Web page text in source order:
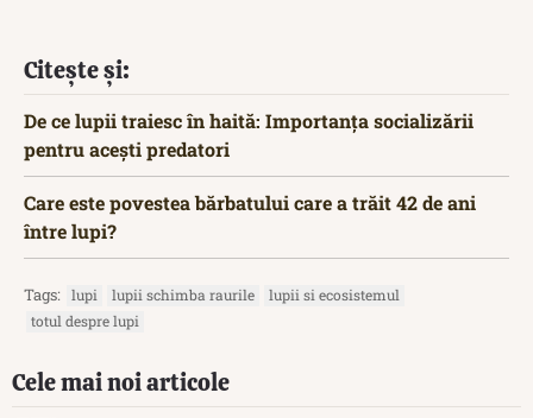
Citește și:
De ce lupii traiesc în haită: Importanța socializării
pentru acești predatori
Care este povestea bărbatului care a trăit 42 de ani
între lupi?
Tags: lupi lupii schimba raurile
lupii si ecosistemul
totul despre lupi
Cele mai noi articole